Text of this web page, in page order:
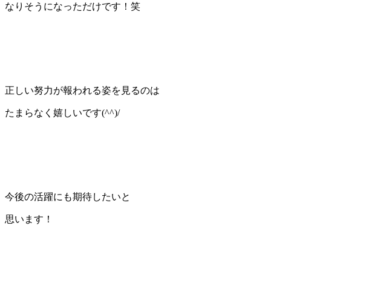
なりそうになっただけです！笑
正しい努力が報われる姿を見るのは
たまらなく嬉しいです(^^)/
今後の活躍にも期待したいと
思います！